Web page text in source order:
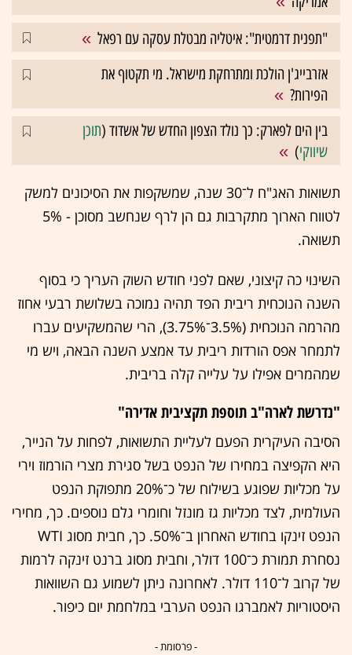
"תפנית דרמטית": איטליה מבטלת עסקה עם רפאל
אזרבייג'ן הולכת ומתרחקת מישראל. מי תקטוף את
הפירות?
בין הים לפארק: כך נולד הצפון החדש של אשדוד (תוכן
שיווקי)
תשואות האג"ח ל־30 שנה, שמשקפות את הסיכונים למשק
לטווח הארוך מתקרבות גם הן לרף שנחשב מסוכן - 5%
תשואה.
השינוי כה קיצוני, שאם לפני חודש השוק העריך כי בסוף
השנה הנוכחית ריבית הפד תהיה נמוכה בשלושת רבעי אחוז
מהרמה הנוכחית (3.5%־3.75%), הרי שהמשקיעים עברו
לתמחר אפס הורדות ריבית עד אמצע השנה הבאה, ויש מי
שמהמרים אפילו על עלייה קלה בריבית.
"נדרשת לארה"ב תוספת תקציבית אדירה"
הסיבה העיקרית הפעם לעליית התשואות, לפחות על הנייר,
היא הקפיצה במחירו של הנפט בשל סגירת מצרי הורמוז וירי
על מכליות שפוגע בשילוח של כ־20% מתפוקת הנפט
העולמית, לצד מכליות גז מונזל וחומרי גלם נוספים. כך, מחירי
הנפט זינקו בחודש האחרון ב־50%. כך, חבית מסוג WTI
נסחרת תמורת כ־100 דולר, וחבית מסוג ברנט זינקה לרמות
של קרוב ל־110 דולר. לאחרונה ניתן לשמוע גם השוואות
היסטוריות לאמברגו הנפט הערבי במלחמת יום כיפור.
- פרסומת -